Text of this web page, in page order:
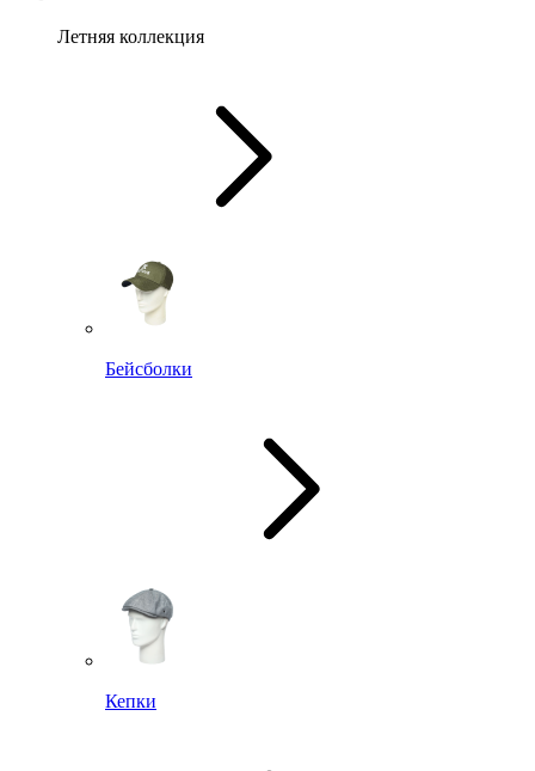
Летняя коллекция
Бейсболки
Кепки